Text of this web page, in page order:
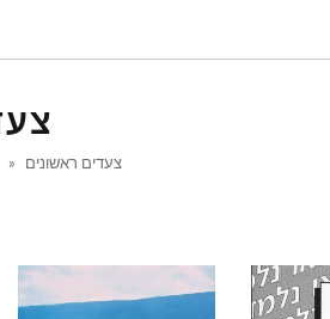
» צעדים ראשונים